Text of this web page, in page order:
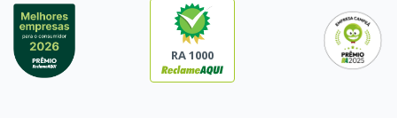
RA 1000